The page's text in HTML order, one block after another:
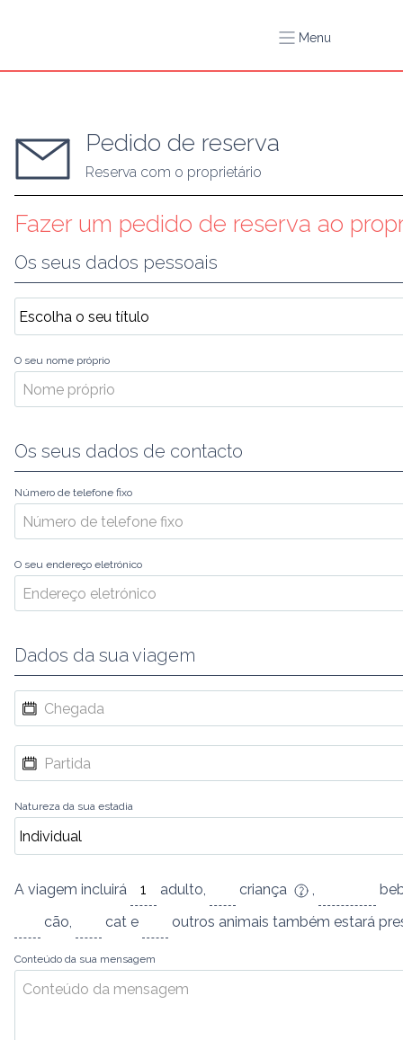
Menu
Pedido de reserva
Reserva com o proprietário
Fazer um pedido de reserva ao
Os seus dados pessoais
O seu nome próprio
Os seus dados de contacto
Número de telefone fixo
O seu endereço eletrónico
Dados da sua viagem
Natureza da sua estadia
A viagem incluirá adulto, criança ,
cão, cat e outros animais também estará
Conteúdo da sua mensagem